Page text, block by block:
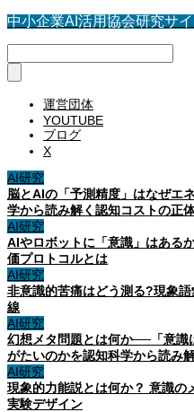
中小企業AI活用協会研究サイ
運営団体
YOUTUBE
ブログ
X
AI研究
脳とAIの「予測精度」はなぜエ
学から読み解く認知コストの正
AI研究
AIやロボットに「意識」はある
価プロトコルとは
AI研究
非意識的苦痛はどう測る?現象
線
AI研究
幻想メタ問題とは何か──「意識
がたいのかを認知科学から読み
AI研究
現象的力能説とは何か？ 意識の
実験デザイン